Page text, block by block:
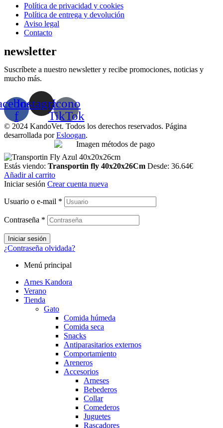
Menú
Política de privacidad y cookies
Política de entrega y devolución
Aviso legal
Contacto
newsletter
Suscríbete a nuestro newsletter y recibe promociones, noticias y
mucho más.
f
InstagramIcono
TikTok
© 2024 KandoVet. Todos los derechos reservados. Página
desarrollada porEsloogan.
Estás viendo: Transportin fly 40x20x26Cm Desde: 36.64€
Añadir al carrito
Iniciar sesión Crear cuenta nueva
Usuario o e-mail *
Contraseña *
Iniciar sesión
¿Contraseña olvidada?
Menú principal
Arnes Kandora
Verano
Tienda
Gato
Comida húmeda
Comida seca
Snacks
Antiparasitarios externos
Comportamiento
Areneros
Accesorios
Arneses
Bebederos
Collar
Comederos
Juguetes
Rascadores